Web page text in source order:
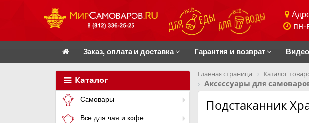
пн-
Заказ, оплата и доставка Гарантия и возврат
Каталог
Самовары
Все для чая и кофе
Главная страница Каталог
Аксессуары для
Подстаканник